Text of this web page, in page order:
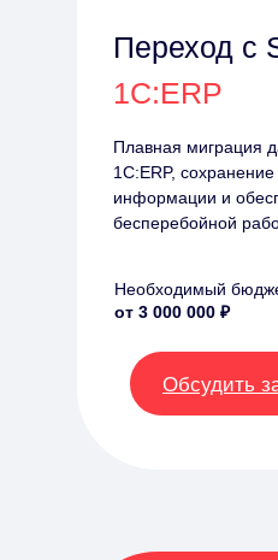
Переход с
1С:ERP
Плавная миграция
1С:ERP,
информации и
бесперебойной
Обсудить
от 3 000 000 ₽
Необходимый